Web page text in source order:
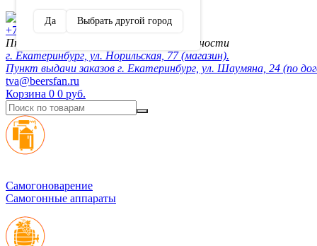
Да Выбрать другой город
+7 (902) 872-54-70
Пн-Пт 10:00-20:00, сб-вск по договорённости
г. Екатеринбург, ул. Норильская, 77 (магазин).
Пункт выдачи заказов г. Екатеринбург, ул. Шаумяна, 24 (по
tva@beersfan.ru
Корзина 0 0 руб.
Cамогоноварение
Самогонные аппараты